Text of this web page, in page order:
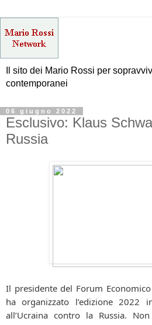
Il sito dei Mario Rossi per
contemporanei
06 giugno 2022
Esclusivo: Klaus
Russia
Il presidente del Forum
ha organizzato l’edizione 2022
all’Ucraina contro la Russia.